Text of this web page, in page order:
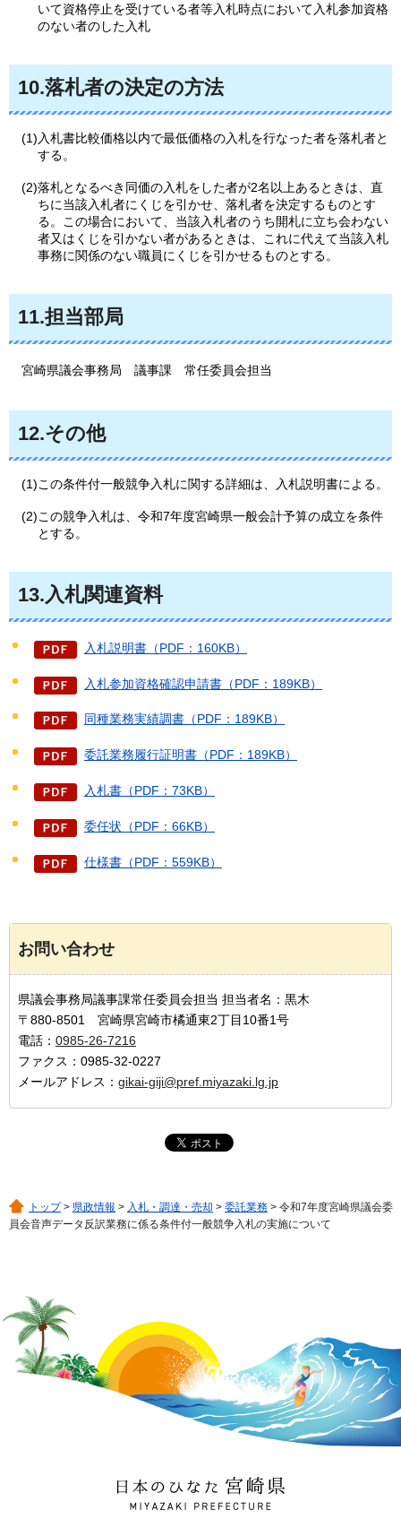
いて資格停止を受けている者等入札時点において入札参加資格
のない者のした入札
10.落札者の決定の方法
(1)入札書比較価格以内で最低価格の入札を行なった者を落札者と
する。
(2)落札となるべき同価の入札をした者が2名以上あるときは、直
ちに当該入札者にくじを引かせ、落札者を決定するものとす
る。この場合において、当該入札者のうち開札に立ち会わない
者又はくじを引かない者があるときは、これに代えて当該入札
事務に関係のない職員にくじを引かせるものとする。
11.担当部局
宮崎県議会事務局 議事課 常任委員会担当
12.その他
(1)この条件付一般競争入札に関する詳細は、入札説明書による。
(2)この競争入札は、令和7年度宮崎県一般会計予算の成立を条件
とする。
13.入札関連資料
入札説明書（PDF：160KB）
入札参加資格確認申請書（PDF：189KB）
同種業務実績調書（PDF：189KB）
委託業務履行証明書（PDF：189KB）
入札書（PDF：73KB）
委任状（PDF：66KB）
仕様書（PDF：559KB）
お問い合わせ
県議会事務局議事課常任委員会担当 担当者名：黒木
〒880-8501 宮崎県宮崎市橘通東2丁目10番1号
電話： 0985-26-7216
ファクス：0985-32-0227
メールアドレス： gikai-giji@pref.miyazaki.lg.jp
トップ> 県政情報 > 入札・調達・売却 > 委託業務 > 令和7年度宮崎県議会委
員会音声データ反訳業務に係る条件付一般競争入札の実施について
日本のひなた 宮崎県
MIYAZAKI PREFECTURE